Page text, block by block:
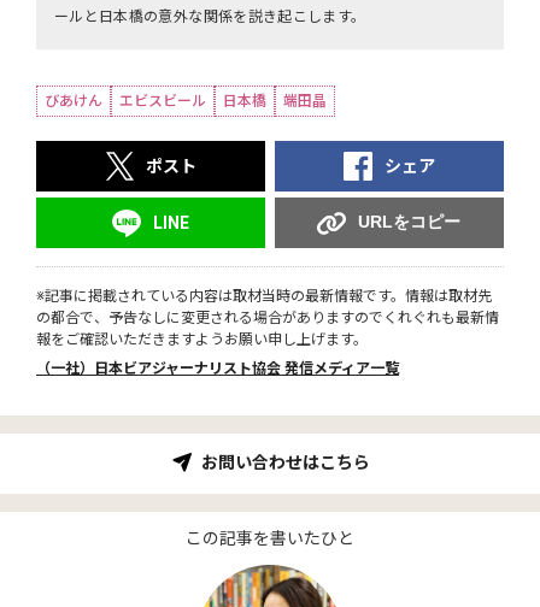
ールと日本橋の意外な関係を説き起こします。
びあけん エビスビール 日本橋 端田晶
ポスト シェア
LINE URLをコピー
※記事に掲載されている内容は取材当時の最新情報です。情報は取材先
の都合で、予告なしに変更される場合がありますのでくれぐれも最新情
報をご確認いただきますようお願い申し上げます。
（一社）日本ビアジャーナリスト協会 発信メディア一覧
お問い合わせはこちら
この記事を書いたひと